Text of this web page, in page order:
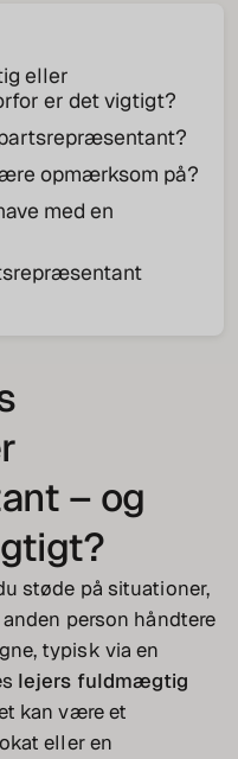
eller
er det vigtigt?
opmærksom på?
med en
– og
støde på situationer,
person håndtere
typisk via en
lejers fuldmægtig
kan være et
eller en